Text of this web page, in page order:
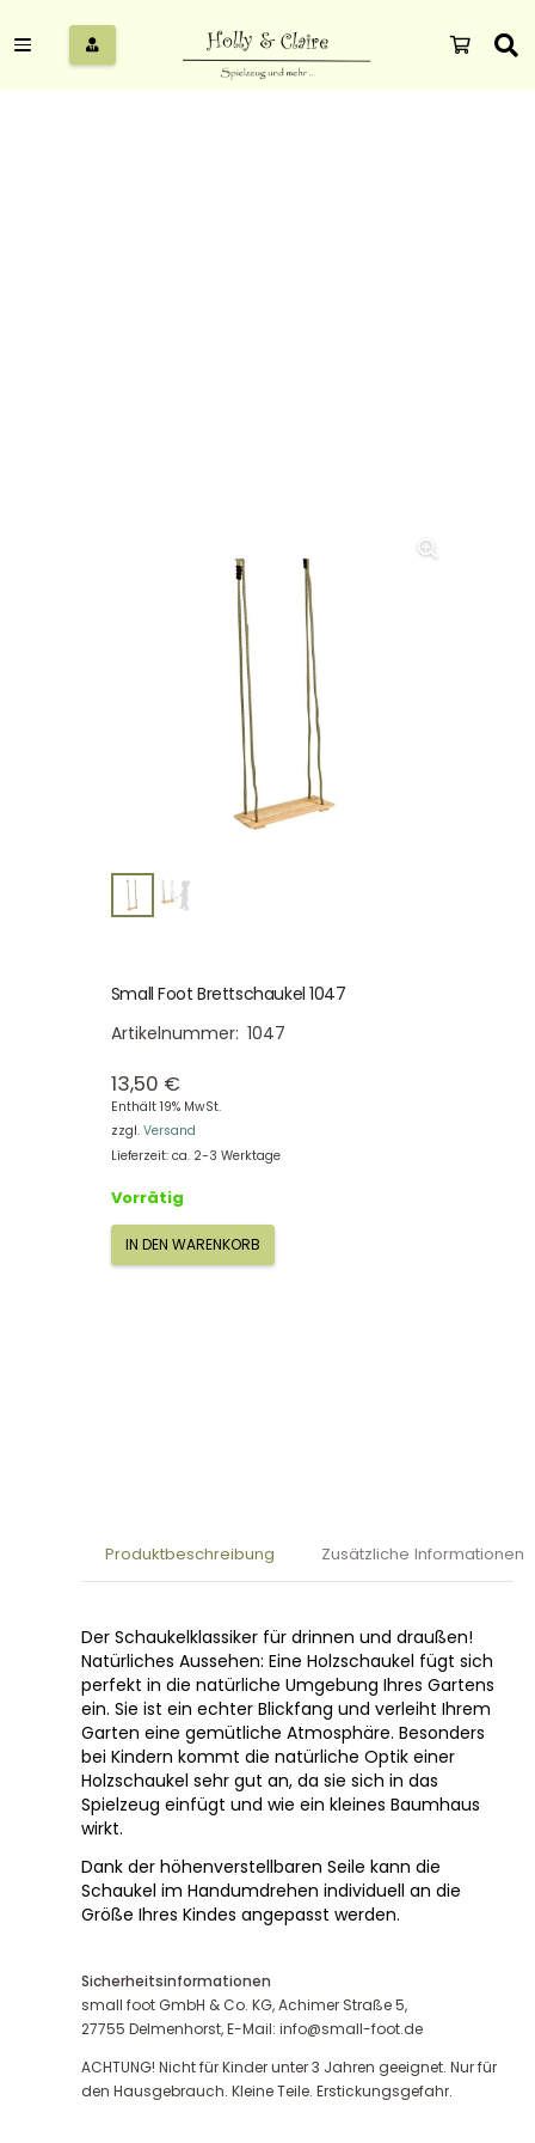
Small Foot Brettschaukel 1047
Artikelnummer: 1047
13,50 €
Enthält 19% MwSt.
zzgl. Versand
Lieferzeit: ca. 2-3 Werktage
Vorrätig
Small
IN DEN WARENKORB
Produktbeschreibung Zusätzliche Informationen
Der Schaukelklassiker für drinnen und draußen!
Natürliches Aussehen: Eine Holzschaukel fügt sich
perfekt in die natürliche Umgebung Ihres Gartens
ein. Sie ist ein echter Blickfang und verleiht Ihrem
Garten eine gemütliche Atmosphäre. Besonders
bei Kindern kommt die natürliche Optik einer
Holzschaukel sehr gut an, da sie sich in das
Spielzeug einfügt und wie ein kleines Baumhaus
wirkt.
Dank der höhenverstellbaren Seile kann die
Schaukel im Handumdrehen individuell an die
Größe Ihres Kindes angepasst werden.
Sicherheitsinformationen
small foot GmbH & Co. KG, Achimer Straße 5,
27755 Delmenhorst, E-Mail: info@small-foot.de
ACHTUNG! Nicht für Kinder unter 3 Jahren geeignet. Nur für
den Hausgebrauch. Kleine Teile. Erstickungsgefahr.